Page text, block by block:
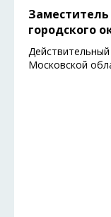
городского
Московской